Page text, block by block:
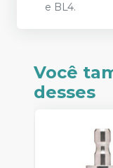
e BL4.
Você
desses